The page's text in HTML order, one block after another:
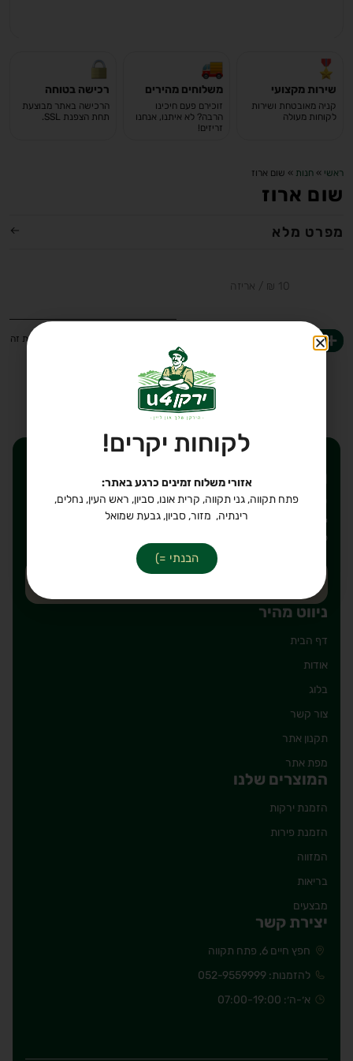
ראשי » חנות » שום ארוז
שום ארוז
מפרט מלא
+
שירות מקצועי
קניה מאובטחת ושירות
לקוחות מעולה
משלוחים מהירים
זוכירם פעם חיכינו
הרבה? לא איתנו, אנחנו
זריזים!
רכישה בטוחה
הרכישה באתר מבוצעת
תחת הצפנת SSL.
רוצים לקבל הנחות ישירות
לאימייל שלכם?
יאללה, חבל לפספס. כתבו את הכתובת אימייל על מנת להירשם
לרשימת תפוצה שלנו, מבטיחים לשלוח רק דברים טובים!
ניווט מהיר
דף הבית
אודות
בלוג
צור קשר
תקנון אתר
מפת אתר
המוצרים שלנו
הזמנת ירקות
הזמנת פירות
המזווה
בריאות
מבצעים
יצירת קשר
חפץ חיים 6, פתח תקווה
להזמנות: 052-9559999
א׳-ה׳: 07:00-19:00
לקוחות יקרים!
אזורי משלוח זמינים כרגע באתר:
פתח תקווה, גני תקווה, קרית אונו, סביון, ראש העין, נחלים,
רינתיה, מזור, סביון, גבעת שמואל
הבנתי =)